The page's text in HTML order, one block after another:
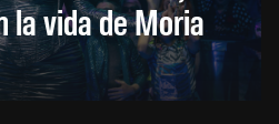
la vida de Moria